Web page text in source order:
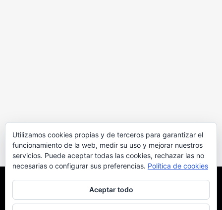
Utilizamos cookies propias y de terceros para garantizar el
funcionamiento de la web, medir su uso y mejorar nuestros
servicios. Puede aceptar todas las cookies, rechazar las no
necesarias o configurar sus preferencias. Política de cookies
Aceptar todo
Uso de cookies
Este sitio web utiliza cookies para que usted tenga la mejor
experiencia de usuario. Si continúa navegando está dando su